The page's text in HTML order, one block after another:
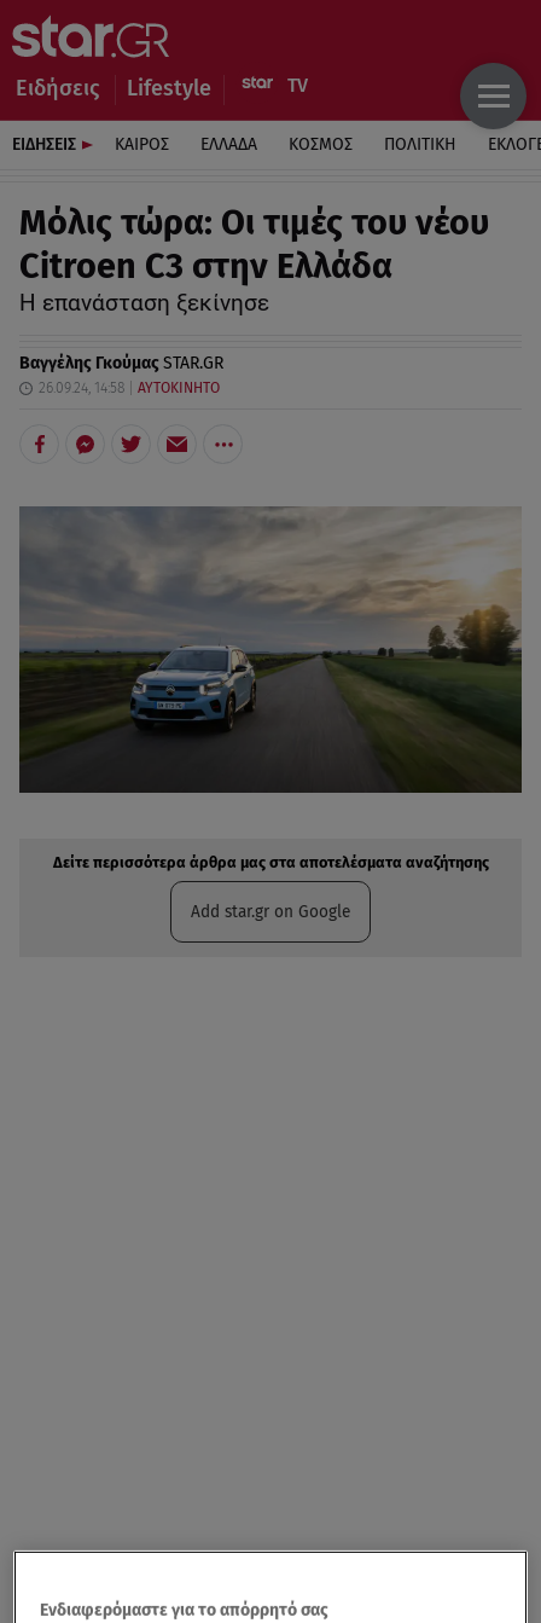
Ειδήσεις Lifestyle
ΕΙΔΗΣΕΙΣ ΚΑΙΡΟΣ ΕΛΛΑΔΑ ΚΟΣΜΟΣ ΠΟΛΙΤΙΚΗ
Μόλις τώρα: Οι τιμές του νέου
Citroen C3 στην Ελλάδα
Η επανάσταση ξεκίνησε
Βαγγέλης ΓκούμαςSTAR.GR
26.09.24, 14:58 ΑΥΤΟΚΙΝΗΤΟ
Δείτε περισσότερα άρθρα μας στα αποτελέσματα αναζήτησης
Add star.gr on Google
Ενδιαφερόμαστε για το απόρρητό σας